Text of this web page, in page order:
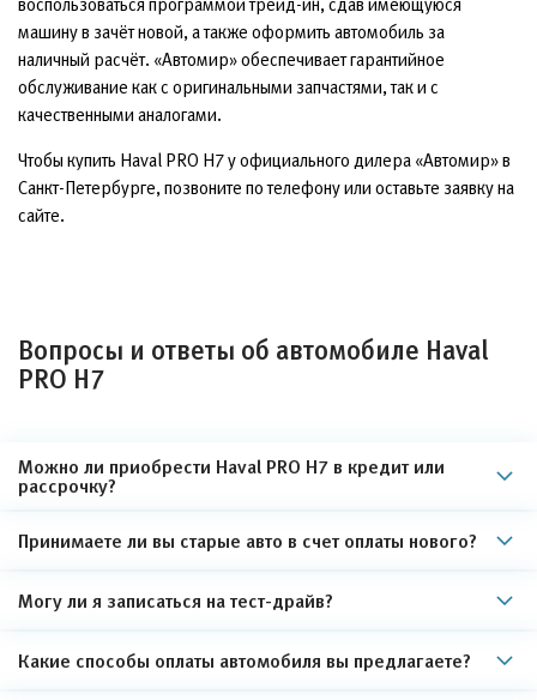
воспользоваться программой трейд-ин, сдав имеющуюся
машину в зачёт новой, а также оформить автомобиль за
наличный расчёт. «Автомир» обеспечивает гарантийное
обслуживание как с оригинальными запчастями, так и с
качественными аналогами.
Чтобы купить Haval PRO H7 у официального дилера «Автомир» в
Санкт-Петербурге, позвоните по телефону или оставьте заявку на
сайте.
Вопросы и ответы об автомобиле Haval
PRO H7
Можно ли приобрести Haval PRO H7 в кредит или
рассрочку?
Принимаете ли вы старые авто в счет оплаты нового?
Могу ли я записаться на тест-драйв?
Какие способы оплаты автомобиля вы предлагаете?